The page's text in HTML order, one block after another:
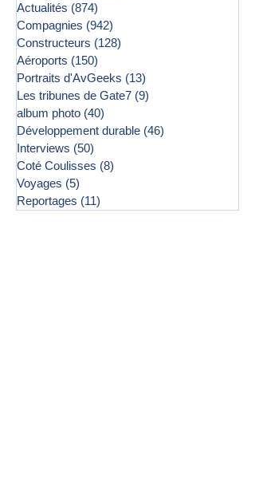
Actualités (874)
Compagnies (942)
Constructeurs (128)
Aéroports (150)
Portraits d'AvGeeks (13)
Les tribunes de Gate7 (9)
album photo (40)
Développement durable (46)
Interviews (50)
Coté Coulisses (8)
Voyages (5)
Reportages (11)